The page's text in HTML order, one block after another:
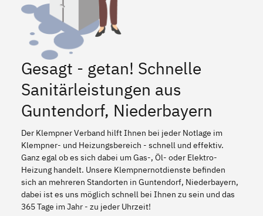
Gesagt - getan! Schnelle
Sanitärleistungen aus
Guntendorf, Niederbayern
Der Klempner Verband hilft Ihnen bei jeder Notlage im
Klempner- und Heizungsbereich - schnell und effektiv.
Ganz egal ob es sich dabei um Gas-, Öl- oder Elektro-
Heizung handelt. Unsere Klempnernotdienste befinden
sich an mehreren Standorten in Guntendorf, Niederbayern,
dabei ist es uns möglich schnell bei Ihnen zu sein und das
365 Tage im Jahr - zu jeder Uhrzeit!